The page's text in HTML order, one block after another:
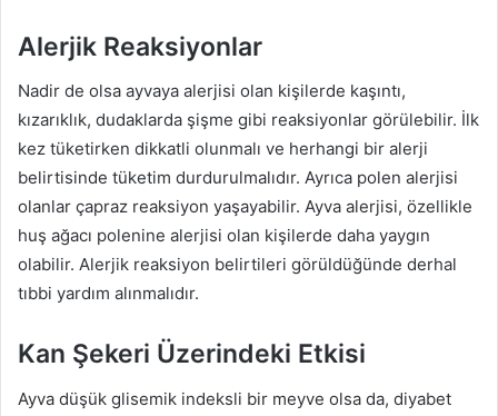
Alerjik Reaksiyonlar
Nadir de olsa ayvaya alerjisi olan kişilerde kaşıntı,
kızarıklık, dudaklarda şişme gibi reaksiyonlar görülebilir. İlk
kez tüketirken dikkatli olunmalı ve herhangi bir alerji
belirtisinde tüketim durdurulmalıdır. Ayrıca polen alerjisi
olanlar çapraz reaksiyon yaşayabilir. Ayva alerjisi, özellikle
huş ağacı polenine alerjisi olan kişilerde daha yaygın
olabilir. Alerjik reaksiyon belirtileri görüldüğünde derhal
tıbbi yardım alınmalıdır.
Kan Şekeri Üzerindeki Etkisi
Ayva düşük glisemik indeksli bir meyve olsa da, diyabet